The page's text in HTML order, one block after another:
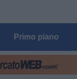
Primo piano